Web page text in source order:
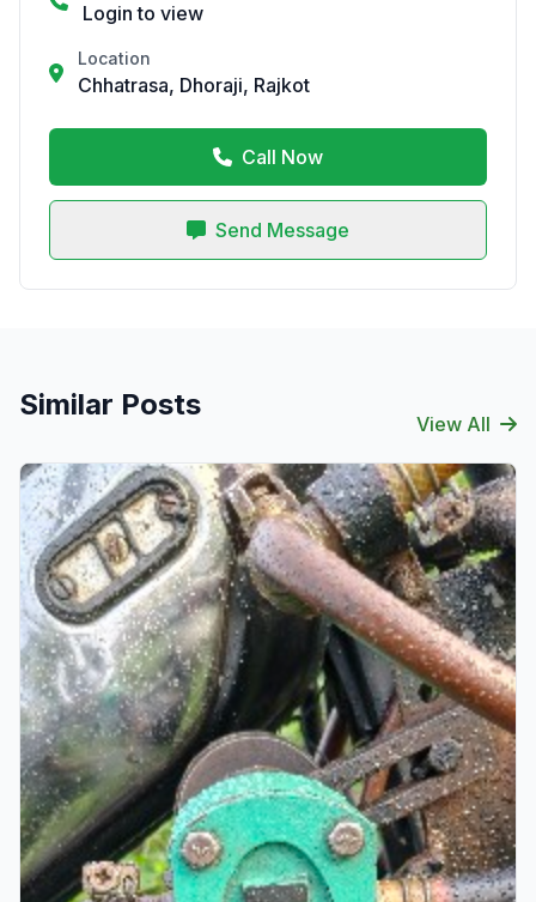
Login to view
Location
Chhatrasa, Dhoraji, Rajkot
Call Now
Send Message
Similar Posts
View All